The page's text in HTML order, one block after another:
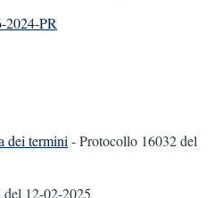
2024-PR
dei termini - Protocollo 16032del
del 12-02-2025